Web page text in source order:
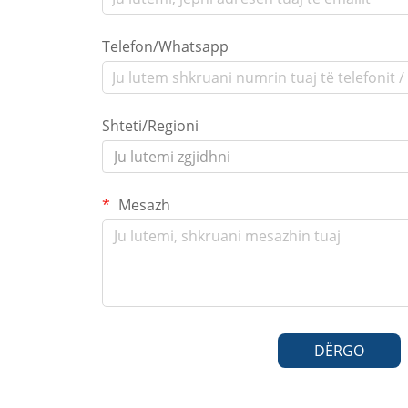
Telefon/Whatsapp
Shteti/Regioni
Ju lutemi zgjidhni
Mesazh
DËRGO